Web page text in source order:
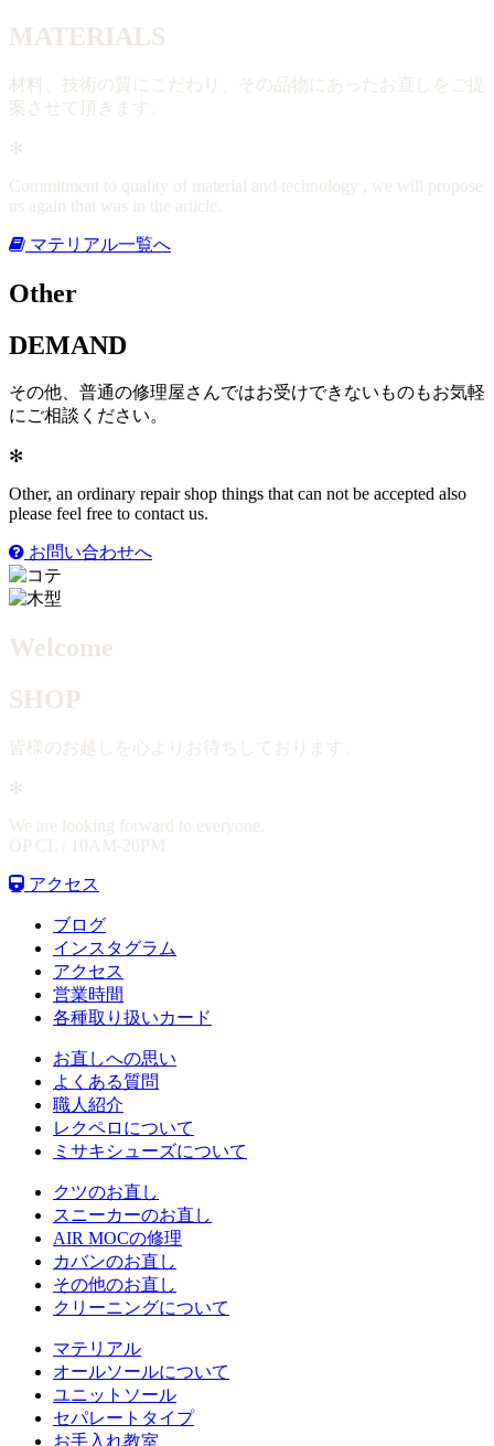
MATERIALS
材料、技術の質にこだわり、その品物にあったお直しをご提
案させて頂きます。
✻
Commitment to quality of material and technology , we will propose
us again that was in the article.
マテリアル一覧へ
Other
DEMAND
その他、普通の修理屋さんではお受けできないものもお気軽
にご相談ください。
✻
Other, an ordinary repair shop things that can not be accepted also
please feel free to contact us.
お問い合わせへ
Welcome
SHOP
皆様のお越しを心よりお待ちしております。
✻
We are looking forward to everyone.
OP CL / 10AM-20PM
アクセス
ブログ
インスタグラム
アクセス
営業時間
各種取り扱いカード
お直しへの思い
よくある質問
職人紹介
レクペロについて
ミサキシューズについて
クツのお直し
スニーカーのお直し
AIR MOCの修理
カバンのお直し
その他のお直し
クリーニングについて
マテリアル
オールソールについて
ユニットソール
セパレートタイプ
お手入れ教室